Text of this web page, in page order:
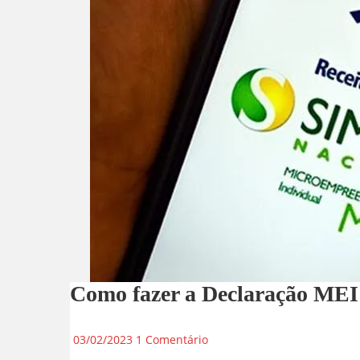
Como fazer a Declaração
03/02/2023 1 Comentário